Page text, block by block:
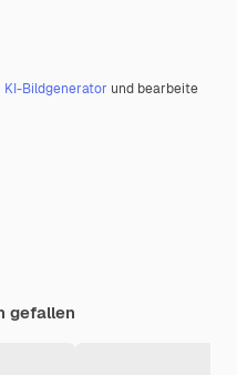
KI-Bildgenerator und bearbeite
gefallen